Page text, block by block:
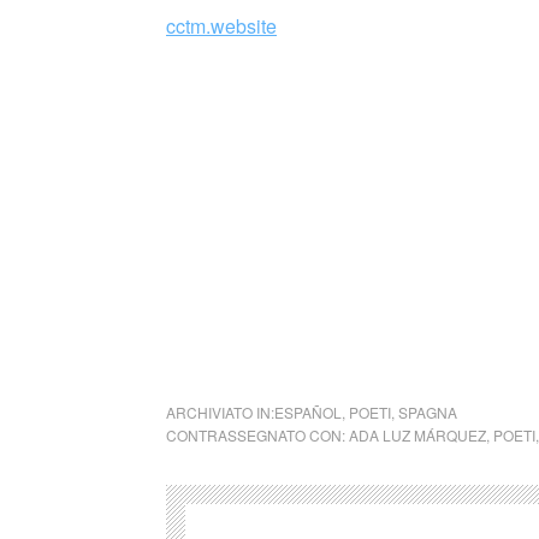
cctm.website
ARCHIVIATO IN:ESPAÑOL POETI SPAGNA
CONTRASSEGNATO CON:ADA LUZ MÁRQUEZ POETI